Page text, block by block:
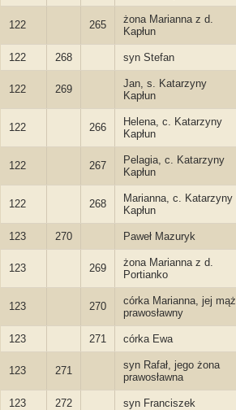
122 265
żona Marianna z d.
Kapłun
122 268 syn Stefan
122 269
Jan, s. Katarzyny
Kapłun
122 266
Helena, c. Katarzyny
Kapłun
122 267
Pelagia, c. Katarzyny
Kapłun
122 268
Marianna, c. Katarzyny
Kapłun
123 270 Paweł Mazuryk
123 269
żona Marianna z d.
Portianko
123 270
córka Marianna, jej mąż
prawosławny
123 271 córka Ewa
123 271
syn Rafał, jego żona
prawosławna
123 272 syn Franciszek